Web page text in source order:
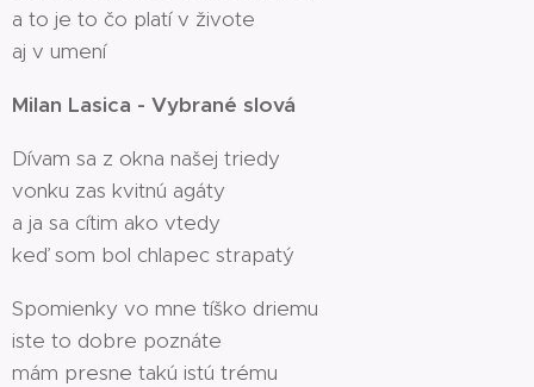
a to je to čo platí v živote
aj v umení
Milan Lasica - Vybrané slová
Dívam sa z okna našej triedy
vonku zas kvitnú agáty
a ja sa cítim ako vtedy
keď som bol chlapec strapatý
Spomienky vo mne tíško driemu
iste to dobre poznáte
mám presne takú istú trému